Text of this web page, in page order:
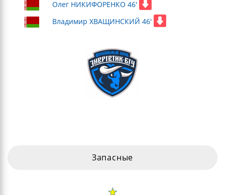
Олег НИКИФОРЕНКО 46'
Владимир ХВАЩИНСКИЙ 46'
Запасные